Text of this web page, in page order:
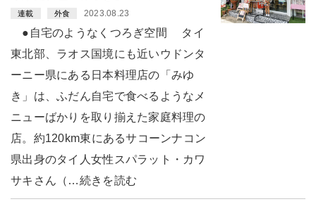
連載 外食 2023.08.23
●自宅のようなくつろぎ空間 タイ
東北部、ラオス国境にも近いウドンタ
ーニー県にある日本料理店の「みゆ
き」は、ふだん自宅で食べるようなメ
ニューばかりを取り揃えた家庭料理の
店。約120km東にあるサコーンナコン
県出身のタイ人女性スパラット・カワ
サキさん（…続きを読む